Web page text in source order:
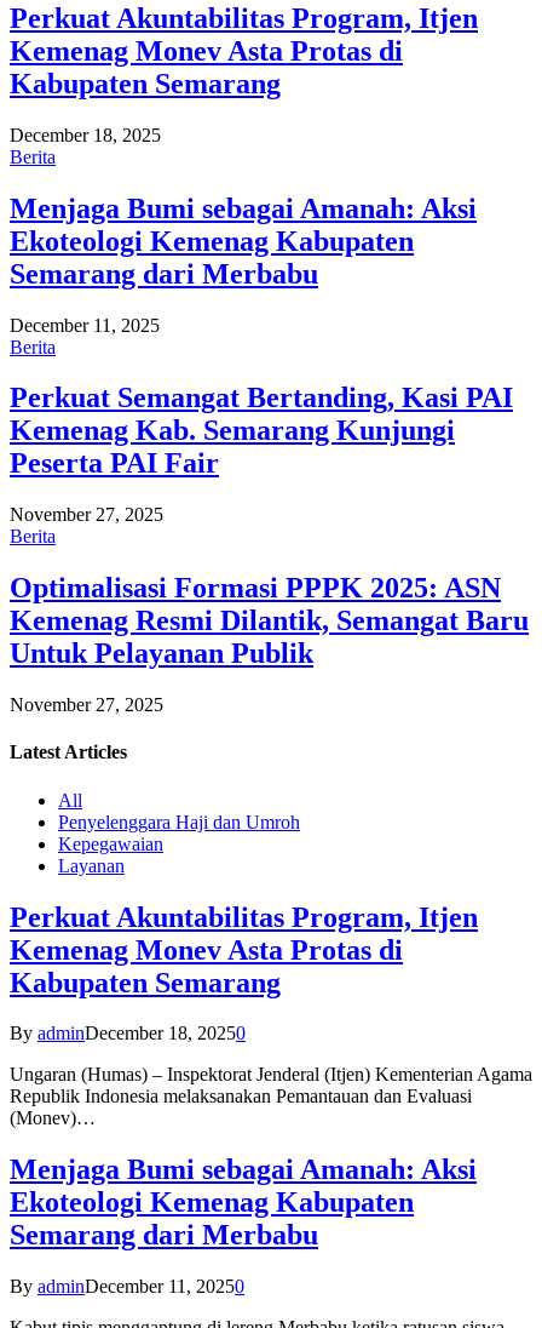
Perkuat Akuntabilitas Program, Itjen
Kemenag Monev Asta Protas di
Kabupaten Semarang
December 18, 2025
Berita
Menjaga Bumi sebagai Amanah: Aksi
Ekoteologi Kemenag Kabupaten
Semarang dari Merbabu
December 11, 2025
Berita
Perkuat Semangat Bertanding, Kasi PAI
Kemenag Kab. Semarang Kunjungi
Peserta PAI Fair
November 27, 2025
Berita
Optimalisasi Formasi PPPK 2025: ASN
Kemenag Resmi Dilantik, Semangat Baru
Untuk Pelayanan Publik
November 27, 2025
Latest Articles
All
Penyelenggara Haji dan Umroh
Kepegawaian
Layanan
Perkuat Akuntabilitas Program, Itjen
Kemenag Monev Asta Protas di
Kabupaten Semarang
By adminDecember 18, 20250
Ungaran (Humas) – Inspektorat Jenderal (Itjen) Kementerian Agama
Republik Indonesia melaksanakan Pemantauan dan Evaluasi
(Monev)…
Menjaga Bumi sebagai Amanah: Aksi
Ekoteologi Kemenag Kabupaten
Semarang dari Merbabu
By adminDecember 11, 20250